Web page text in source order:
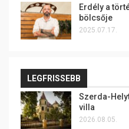
Erdély a
bölcsője
2025.07.17.
LEGFRISSEBB
Szerda-
villa
2026.08.05.